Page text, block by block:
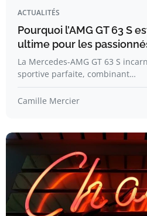
ACTUALITÉS
Pourquoi l’AMG GT 63 S
ultime pour les
La Mercedes-AMG GT 63 S
sportive parfaite, combinant…
Camille Mercier